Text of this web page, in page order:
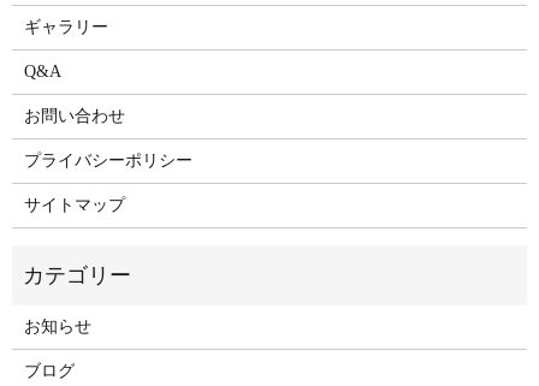
ギャラリー
Q&A
お問い合わせ
プライバシーポリシー
サイトマップ
お知らせ
ブログ